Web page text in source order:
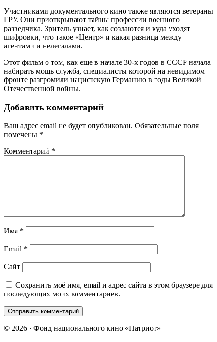
Участниками документального кино также являются ветераны
ГРУ. Они приоткрывают тайны профессии военного
разведчика. Зритель узнает, как создаются и куда уходят
шифровки, что такое «Центр» и какая разница между
агентами и нелегалами.
Этот фильм о том, как еще в начале 30-х годов в СССР начала
набирать мощь служба, специалисты которой на невидимом
фронте разгромили нацистскую Германию в годы Великой
Отечественной войны.
Добавить комментарий
Ваш адрес email не будет опубликован. Обязательные поля
помечены *
Комментарий *
Имя *
Email *
Сайт
Сохранить моё имя, email и адрес сайта в этом браузере для
последующих моих комментариев.
© 2026 · Фонд национального кино «Патриот»